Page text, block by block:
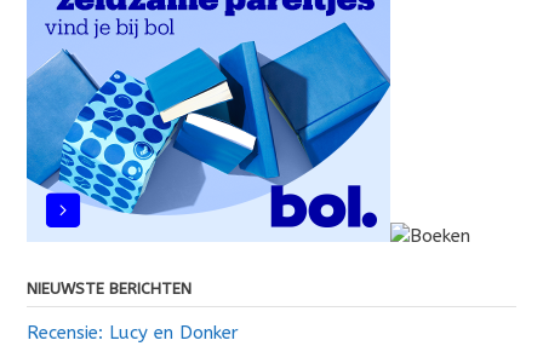
NIEUWSTE BERICHTEN
Recensie: Lucy en Donker